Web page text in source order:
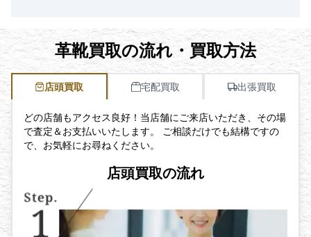
革靴買取の流れ・買取方法
店頭買取 宅配買取 出張買取
どの店舗もアクセス良好！当店舗にご来店いただき、その場
で査定＆お支払いいたします。 ご相談だけでも結構ですの
で、お気軽にお尋ねください。
店頭買取の流れ